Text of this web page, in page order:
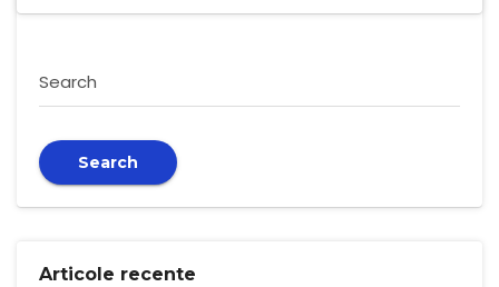
Search
Search
Articole recente